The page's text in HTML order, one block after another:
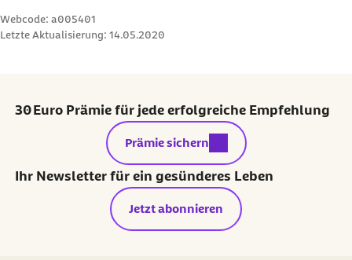
Webcode: a005401
Letzte Aktualisierung: 14.05.2020
30 Euro Prämie für jede erfolgreiche Empfehlung
externer Link:
Prämie sichern
Ihr Newsletter für ein gesünderes Leben
Jetzt abonnieren